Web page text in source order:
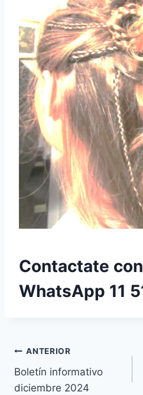
Contactate
WhatsApp 11
Navegación
de
ANTERIOR
Boletín informativo
diciembre 2024